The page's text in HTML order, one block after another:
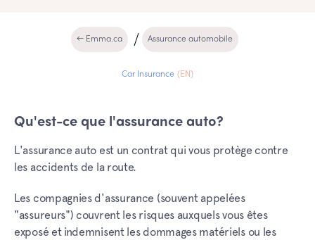
← Emma.ca Assurance automobile
Car Insurance (EN)
Qu'est-ce que l'assurance auto?
L'assurance auto est un contrat qui vous protège contre
les accidents de la route.
Les compagnies d'assurance (souvent appelées
"assureurs") couvrent les risques auxquels vous êtes
exposé et indemnisent les dommages matériels ou les